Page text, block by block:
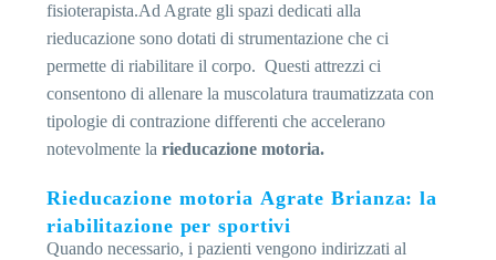
fisioterapista.Ad Agrate gli spazi dedicati alla
rieducazione sono dotati di strumentazione che ci
permette di riabilitare il corpo. Questi attrezzi ci
consentono di allenare la muscolatura traumatizzata con
tipologie di contrazione differenti che accelerano
notevolmente la rieducazione motoria.
Rieducazione motoria Agrate Brianza: la
riabilitazione per sportivi
Quando necessario, i pazienti vengono indirizzati al